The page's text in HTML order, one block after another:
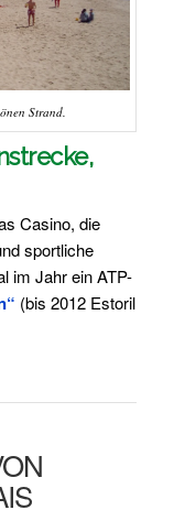
Strand.
Casino, die
sportliche
im Jahr ein ATP-
(bis 2012 Estoril